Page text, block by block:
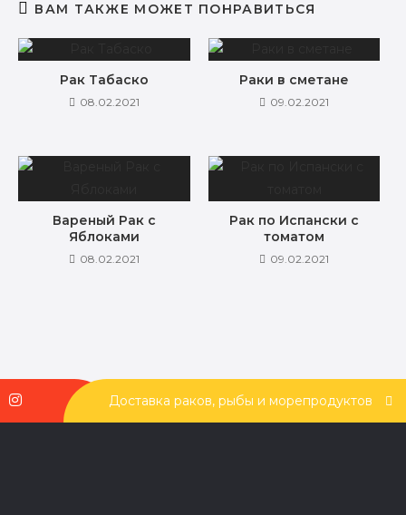
ВАМ ТАКЖЕ МОЖЕТ ПОНРАВИТЬСЯ
Рак Табаско
08.02.2021
Раки в сметане
09.02.2021
Вареный Рак с
Яблоками
08.02.2021
Рак по Испански с
томатом
09.02.2021
Доставка раков, рыбы и морепродуктов